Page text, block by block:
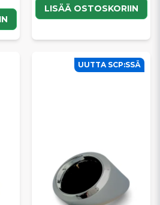
LISÄÄ OSTOSKORIIN
UUTTA SCP:SSÄ